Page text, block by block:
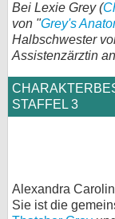
Bei Lexie Grey (
von "Grey's
Halbschwester
Assistenzärztin
STAFFEL 3
Alexandra
Sie ist die